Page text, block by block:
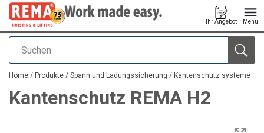
Suchen
Ihr Angebot Menü
Anfragen
Home / Produkte / Spann und Ladungssicherung / Kantenschutz systeme
Kantenschutz REMA H2